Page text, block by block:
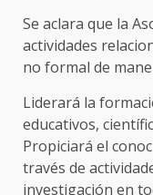
Se aclara que la
actividades
no formal de
Liderará la
educativos,
Propiciará el
través de
investigación en